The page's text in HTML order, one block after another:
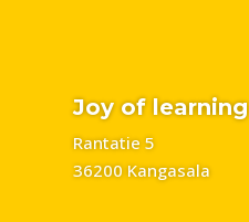
Joy of learning
Rantatie 5
36200 Kangasala